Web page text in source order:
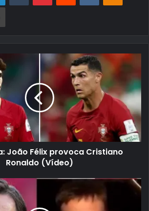
Imprimir
João Félix provoca Cristiano
Ronaldo (Vídeo)